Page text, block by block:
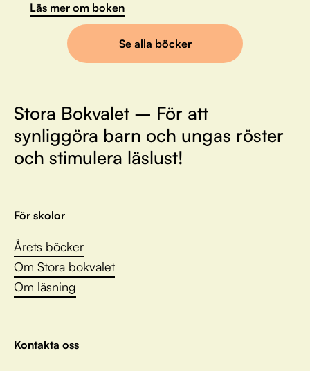
Läs mer om boken
Se alla böcker
Stora Bokvalet – För att
synliggöra barn och ungas röster
och stimulera läslust!
För skolor
Årets böcker
Om Stora bokvalet
Om läsning
Kontakta oss